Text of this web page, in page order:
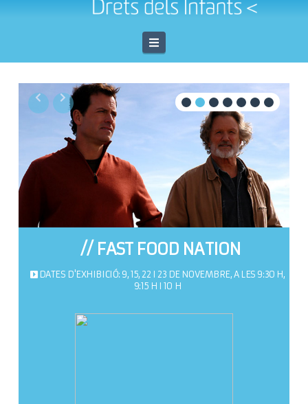
Navigation
// FAST FOOD NATION
DATES D'EXHIBICIÓ: 9, 15, 22 I 23 DE NOVEMBRE, A LES 9:30 H,
9:15 H I 10 H